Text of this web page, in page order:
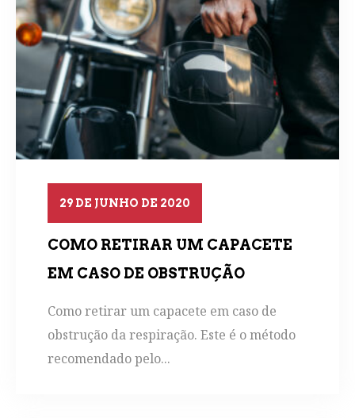
29 DE JUNHO DE 2020
COMO RETIRAR UM CAPACETE
EM CASO DE OBSTRUÇÃO
Como retirar um capacete em caso de
obstrução da respiração. Este é o método
recomendado pelo...